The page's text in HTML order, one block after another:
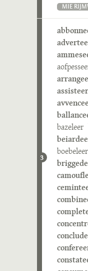
MIE
3
assisteer
bazeleer
boebeleer